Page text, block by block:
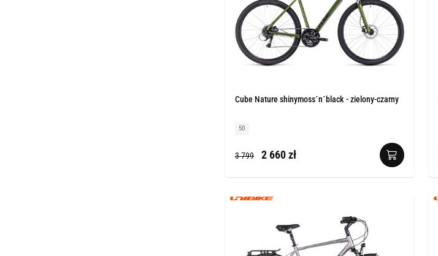
Cube Nature shinymoss´n´black - zielony-czarny
50
3 799 2 660 zł